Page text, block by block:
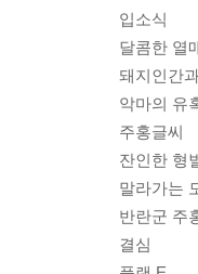
입소식
달콤한 열
돼지인간
악마의 유
주홍글씨
잔인한 형
말라가는
반란군 주
결심